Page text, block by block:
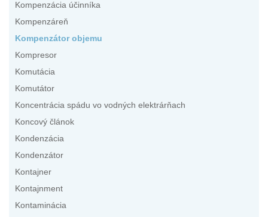
Kompenzácia účinníka
Kompenzáreň
Kompenzátor objemu
Kompresor
Komutácia
Komutátor
Koncentrácia spádu vo vodných elektrárňach
Koncový článok
Kondenzácia
Kondenzátor
Kontajner
Kontajnment
Kontaminácia